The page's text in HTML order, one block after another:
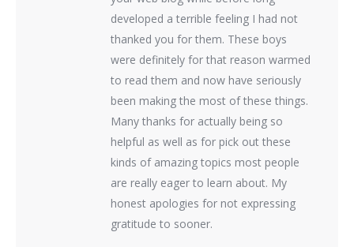
developed a terrible feeling I had not
thanked you for them. These boys
were definitely for that reason warmed
to read them and now have seriously
been making the most of these things.
Many thanks for actually being so
helpful as well as for pick out these
kinds of amazing topics most people
are really eager to learn about. My
honest apologies for not expressing
gratitude to sooner.